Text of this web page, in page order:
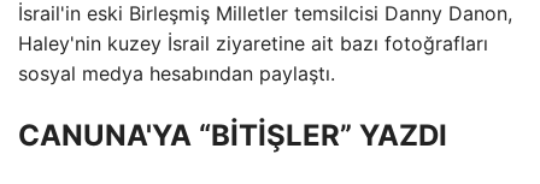
İsrail'in eski Birleşmiş Milletler temsilcisi Danny Danon,
Haley'nin kuzey İsrail ziyaretine ait bazı fotoğrafları
sosyal medya hesabından paylaştı.
CANUNA'YA “BİTİŞLER” YAZDI